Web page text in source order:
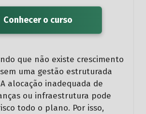
Conhecer o curso
que não existe crescimento
uma gestão estruturada
alocação inadequada de
ou infraestrutura pode
todo o plano. Por isso,